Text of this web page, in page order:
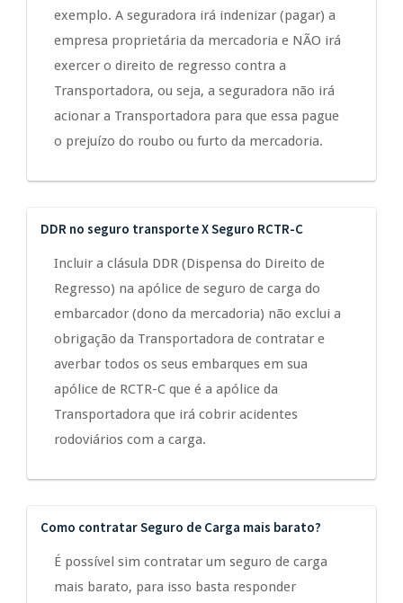
exemplo. A seguradora irá indenizar (pagar) a
empresa proprietária da mercadoria e NÃO irá
exercer o direito de regresso contra a
Transportadora, ou seja, a seguradora não irá
acionar a Transportadora para que essa pague
o prejuízo do roubo ou furto da mercadoria.
DDR no seguro transporte X Seguro RCTR-C
Incluir a clásula DDR (Dispensa do Direito de
Regresso) na apólice de seguro de carga do
embarcador (dono da mercadoria) não exclui a
obrigação da Transportadora de contratar e
averbar todos os seus embarques em sua
apólice de RCTR-C que é a apólice da
Transportadora que irá cobrir acidentes
rodoviários com a carga.
Como contratar Seguro de Carga mais barato?
É possível sim contratar um seguro de carga
mais barato, para isso basta responder